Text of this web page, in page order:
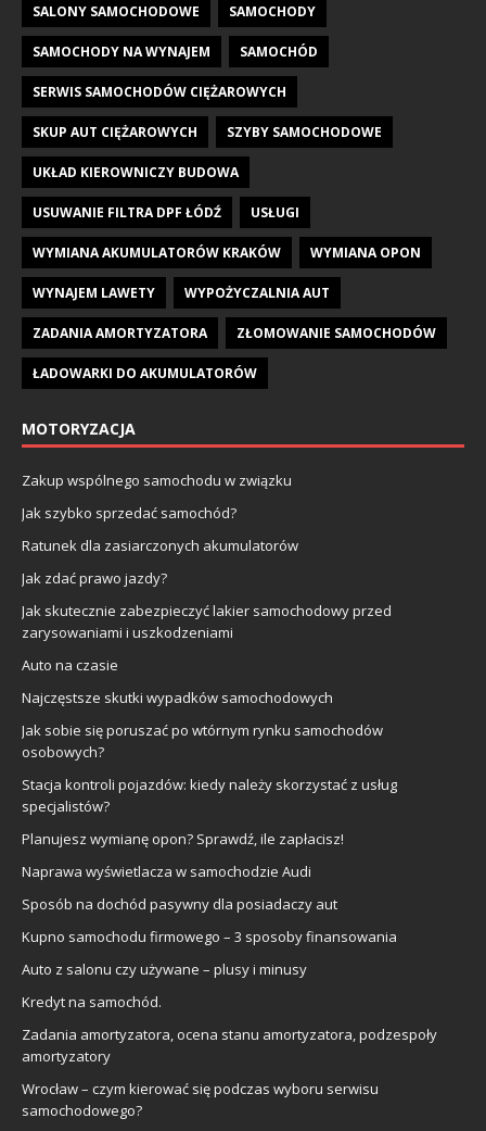
SALONY SAMOCHODOWE SAMOCHODY
SAMOCHODY NA WYNAJEM SAMOCHÓD
SERWIS SAMOCHODÓW CIĘŻAROWYCH
SKUP AUT CIĘŻAROWYCH SZYBY SAMOCHODOWE
UKŁAD KIEROWNICZY BUDOWA
USUWANIE FILTRA DPF ŁÓDŹ USŁUGI
WYMIANA AKUMULATORÓW KRAKÓW WYMIANA OPON
WYNAJEM LAWETY WYPOŻYCZALNIA AUT
ZADANIA AMORTYZATORA ZŁOMOWANIE SAMOCHODÓW
ŁADOWARKI DO AKUMULATORÓW
MOTORYZACJA
Zakup wspólnego samochodu w związku
Jak szybko sprzedać samochód?
Ratunek dla zasiarczonych akumulatorów
Jak zdać prawo jazdy?
Jak skutecznie zabezpieczyć lakier samochodowy przed
zarysowaniami i uszkodzeniami
Auto na czasie
Najczęstsze skutki wypadków samochodowych
Jak sobie się poruszać po wtórnym rynku samochodów
osobowych?
Stacja kontroli pojazdów: kiedy należy skorzystać z usług
specjalistów?
Planujesz wymianę opon? Sprawdź, ile zapłacisz!
Naprawa wyświetlacza w samochodzie Audi
Sposób na dochód pasywny dla posiadaczy aut
Kupno samochodu firmowego – 3 sposoby finansowania
Auto z salonu czy używane – plusy i minusy
Kredyt na samochód.
Zadania amortyzatora, ocena stanu amortyzatora, podzespoły
amortyzatory
Wrocław – czym kierować się podczas wyboru serwisu
samochodowego?